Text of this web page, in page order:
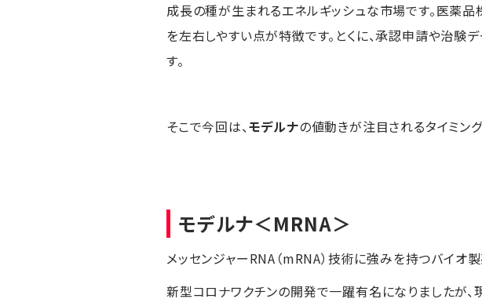
成長の種が生まれるエネルギッシュな市場です。医薬品
を左右しやすい点が特徴です。とくに、承認申請や治
す。
そこで今回は、モデルナの値動きが注目されるタイミン
モデルナ＜MRNA＞
メッセンジャーRNA（mRNA）技術に強みを持つバイオ製
新型コロナワクチンの開発で一躍有名になりましたが